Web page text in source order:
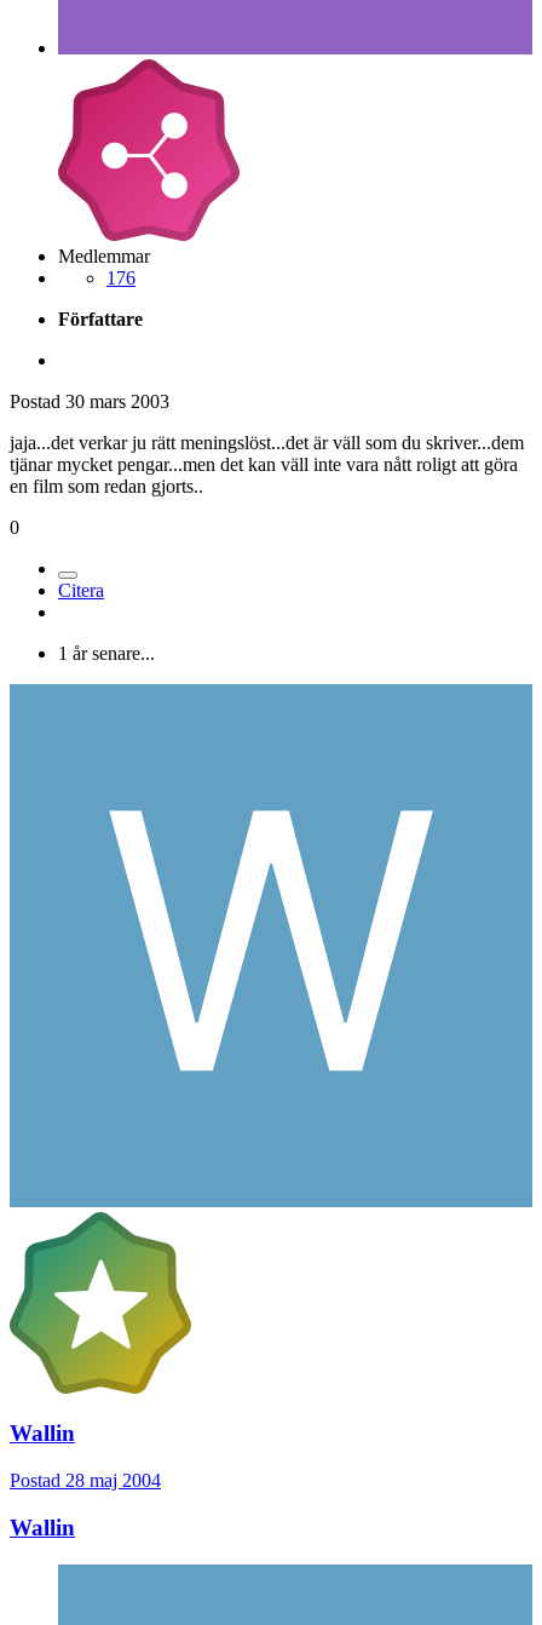
Medlemmar
176
Författare
Postad 30 mars 2003
jaja...det verkar ju rätt meningslöst...det är väll som du skriver...dem
tjänar mycket pengar...men det kan väll inte vara nått roligt att göra
en film som redan gjorts..
0
Citera
1 år senare...
Wallin
Postad 28 maj 2004
Wallin